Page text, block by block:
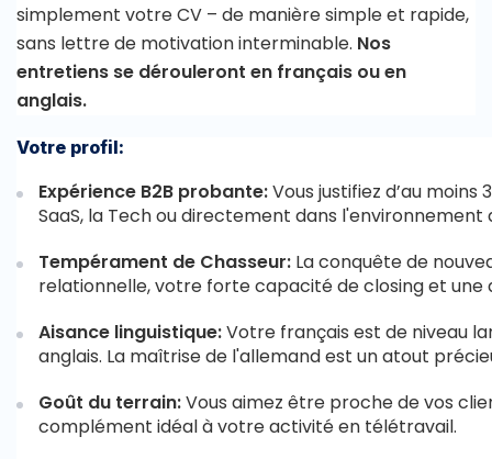
simplement votre CV – de manière simple et rapide,
sans lettre de motivation interminable. Nos
entretiens se dérouleront en français ou en
anglais.
Votre profil:
Expérience B2B probante:Vous justifiez d’au
SaaS, la Tech ou directement dans
Tempérament de Chasseur: La conquête de
relationnelle, votre forte capacité de closing et
Aisance linguistique:Votre français est de niveau
anglais. La maîtrise de l'allemand est un atout
Goût du terrain:Vous aimez être proche de vos
complément idéal à votre activité en télétravail.